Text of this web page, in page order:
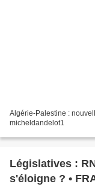
Algérie-Palestine :
micheldandelot1
Législatives :
s'éloigne ? •